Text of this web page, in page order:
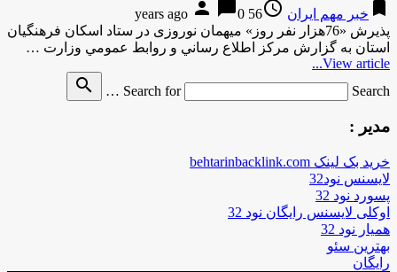
bookmark خبر مهم ایران access_time
56 years ago
person chat_bubble0
پذیرش «76هزار نفر روز» میهمان نوروزی در ستاد اسکان فرهنگیان
استان به گزارش مركز اطلاع رساني و روابط عمومي وزارت …
View article...
Search for
Search …
search
مدیر :
خرید بک لینک behtarinbacklink.com
لایسنس نود32
پسورد نود 32
اوکلی لایسنس رایگان نود 32
همیار نود 32
بهترین سئو
رایگان